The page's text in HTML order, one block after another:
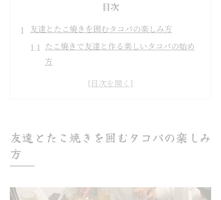
目次
友達とたこ焼きを囲むタコパの楽しみ方
たこ焼きで友達と作る楽しいタコパの始め
方
タコパに欠かせないたこ焼き準備のポイン
たこ焼きで仲間と共有したいタコパの工夫
たこ焼きアレンジで盛り上がる集いのコツ
友達とたこ焼きを囲むタコパの楽しみ
方